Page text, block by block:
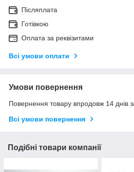
Післяплата
Готівкою
Оплата за реквізитами
Всі умови оплати
Умови повернення
Повернення товару впродовж 14 днів
Всі умови повернення
Подібні товари компанії